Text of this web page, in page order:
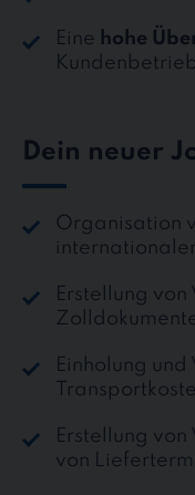
Eine hohe
Kundenbetrieb
Dein neuer
Organisation
Erstellung von
Einholung
Erstellung
von